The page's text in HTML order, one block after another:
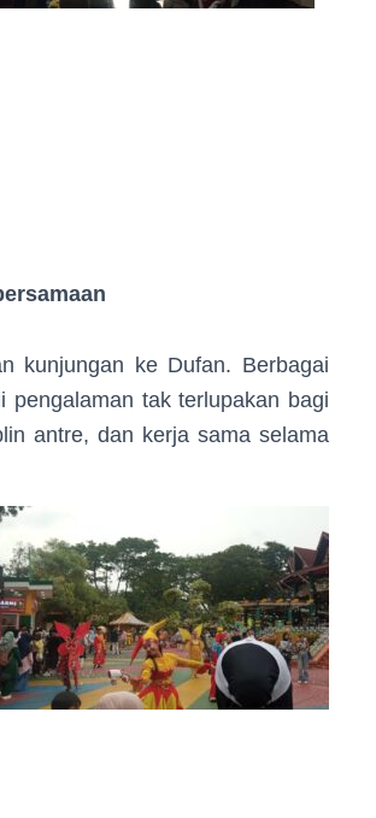
ke Dufan. Berbagai
pengalaman tak terlupakan bagi
antre, dan kerja sama selama